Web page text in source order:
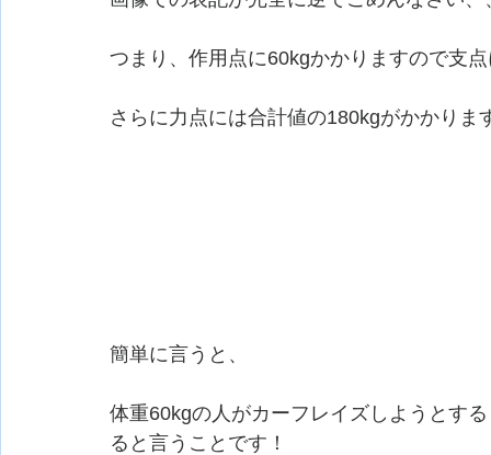
つまり、作用点に60kgかかりますので支
さらに力点には合計値の180kgがかかりま
簡単に言うと、
体重60kgの人がカーフレイズしようとす
ると言うことです！